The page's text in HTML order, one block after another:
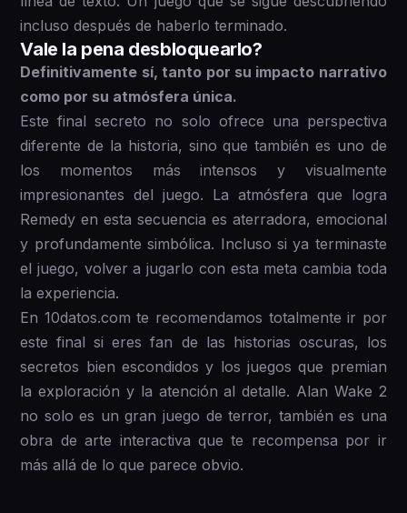
incluso después de haberlo terminado.
Vale la pena desbloquearlo?
Definitivamente sí, tanto por su impacto narrativo
como por su atmósfera única.
Este final secreto no solo ofrece una perspectiva
diferente de la historia, sino que también es uno de
los momentos más intensos y visualmente
impresionantes del juego. La atmósfera que logra
Remedy en esta secuencia es aterradora, emocional
y profundamente simbólica. Incluso si ya terminaste
el juego, volver a jugarlo con esta meta cambia toda
la experiencia.
En 10datos.com te recomendamos totalmente ir por
este final si eres fan de las historias oscuras, los
secretos bien escondidos y los juegos que premian
la exploración y la atención al detalle. Alan Wake 2
no solo es un gran juego de terror, también es una
obra de arte interactiva que te recompensa por ir
más allá de lo que parece obvio.